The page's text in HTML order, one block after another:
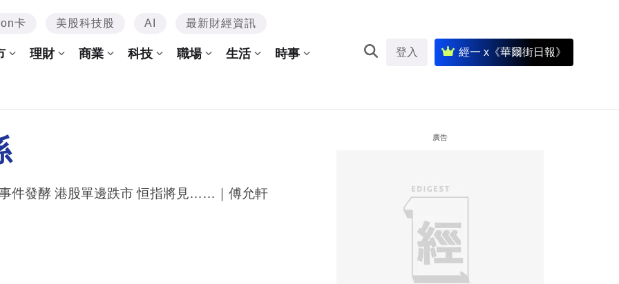
卡 美股科技股 AI 最新財經資訊
理財 商業 科技 職場 生活 時事 登入 經一 x《華爾街日報》
件發酵 港股單邊跌市 恒指將見……｜傅允軒
廣告